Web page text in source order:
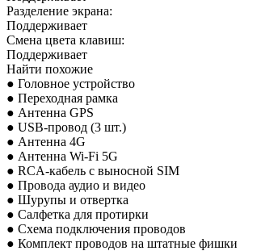
Разделение экрана:
Поддерживает
Смена цвета клавиш:
Поддерживает
Найти похожие
● Головное устройство
● Переходная рамка
● Антенна GPS
● USB-провод (3 шт.)
● Антенна 4G
● Антенна Wi-Fi 5G
● RCA-кабель с выносной SIM
● Провода аудио и видео
● Шурупы и отвертка
● Салфетка для протирки
● Схема подключения проводов
● Комплект проводов на штатные фишки